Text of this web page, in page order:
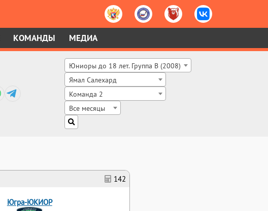
КОМАНДЫ МЕДИА
Юниоры до 18 лет. Группа B (2008)
Ямал Салехард
Команда 2
Все месяцы
142
Югра-ЮКИОР